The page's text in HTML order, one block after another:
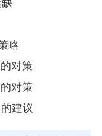
略
对策
对策
建议